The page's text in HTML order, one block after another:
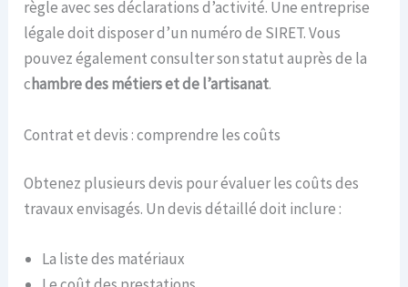
règle avec ses déclarations d’activité. Une entreprise
légale doit disposer d’un numéro de SIRET. Vous
pouvez également consulter son statut auprès de la
chambre des métiers et de l’artisanat.
Contrat et devis : comprendre les coûts
Obtenez plusieurs devis pour évaluer les coûts des
travaux envisagés. Un devis détaillé doit inclure :
La liste des matériaux